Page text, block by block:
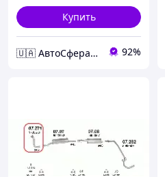
Купить
🇺🇦 АвтоСфера 🇺🇦 92%